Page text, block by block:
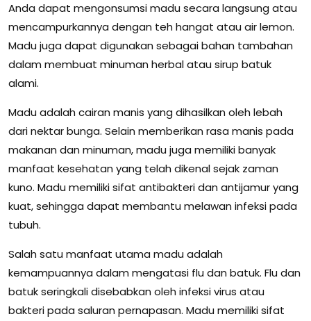
Anda dapat mengonsumsi madu secara langsung atau
mencampurkannya dengan teh hangat atau air lemon.
Madu juga dapat digunakan sebagai bahan tambahan
dalam membuat minuman herbal atau sirup batuk
alami.
Madu adalah cairan manis yang dihasilkan oleh lebah
dari nektar bunga. Selain memberikan rasa manis pada
makanan dan minuman, madu juga memiliki banyak
manfaat kesehatan yang telah dikenal sejak zaman
kuno. Madu memiliki sifat antibakteri dan antijamur yang
kuat, sehingga dapat membantu melawan infeksi pada
tubuh.
Salah satu manfaat utama madu adalah
kemampuannya dalam mengatasi flu dan batuk. Flu dan
batuk seringkali disebabkan oleh infeksi virus atau
bakteri pada saluran pernapasan. Madu memiliki sifat